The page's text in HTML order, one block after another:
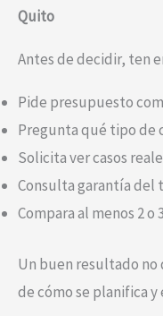
Quito
Antes de decidir, ten
Pide presupuesto
Pregunta qué tipo de
Solicita ver casos
Consulta garantía del
Compara al menos 2 o
Un buen resultado
de cómo se planifica